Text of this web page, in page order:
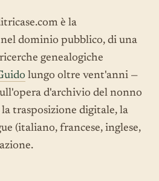
è la
dominio pubblico, di una
genealogiche
lungo oltre vent'anni —
d'archivio del nonno
la trasposizione digitale, la
(italiano, francese, inglese,